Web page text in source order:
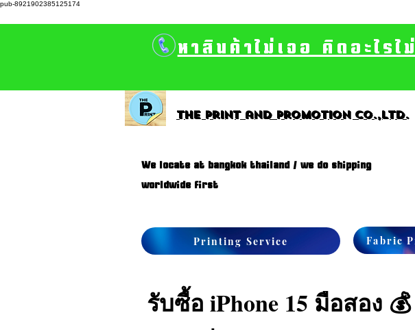
pub-8921902385125174
หาสินค้าไม่เจอ คิดอะไร
The print and promotion CO.,Ltd.
We locate at bangkok thailand / we do shipping
worldwide first
Printing Service Fabric
รับซื้อ iPhone 15 มือสอง